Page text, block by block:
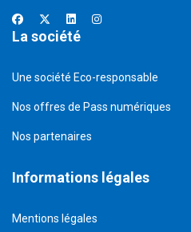
La société
Une société Eco-responsable
Nos offres de Pass numériques
Nos partenaires
Informations légales
Mentions légales